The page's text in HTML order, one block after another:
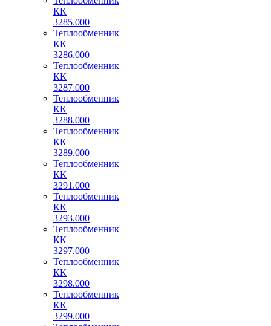
КК
3285.000
Теплообменник
КК
3286.000
Теплообменник
КК
3287.000
Теплообменник
КК
3288.000
Теплообменник
КК
3289.000
Теплообменник
КК
3291.000
Теплообменник
КК
3293.000
Теплообменник
КК
3297.000
Теплообменник
КК
3298.000
Теплообменник
КК
3299.000